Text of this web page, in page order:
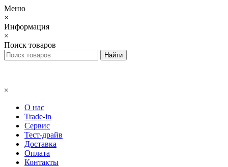
Меню
×
Информация
×
Поиск товаров
×
О нас
Trade-in
Сервис
Тест-драйв
Доставка
Оплата
Контакты